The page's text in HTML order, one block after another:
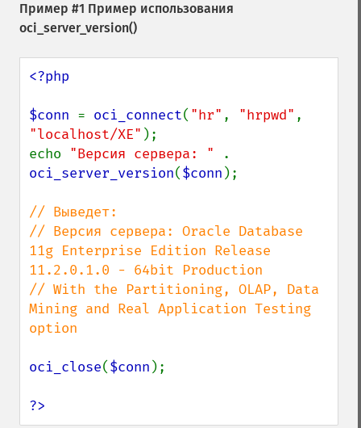
Пример #1 Пример использования
oci_server_version()
<?php
$conn = oci_connect( "hr" , "hrpwd"
"localhost/XE" );
echo "Версия сервера: "
oci_server_version($conn );
// Выведет:
// Версия сервера: Oracle Database
11g Enterprise Edition Release
11.2.0.1.0 - 64bit Production
// With the Partitioning, OLAP, Data
Mining and Real Application Testing
option
oci_close($conn );
?>